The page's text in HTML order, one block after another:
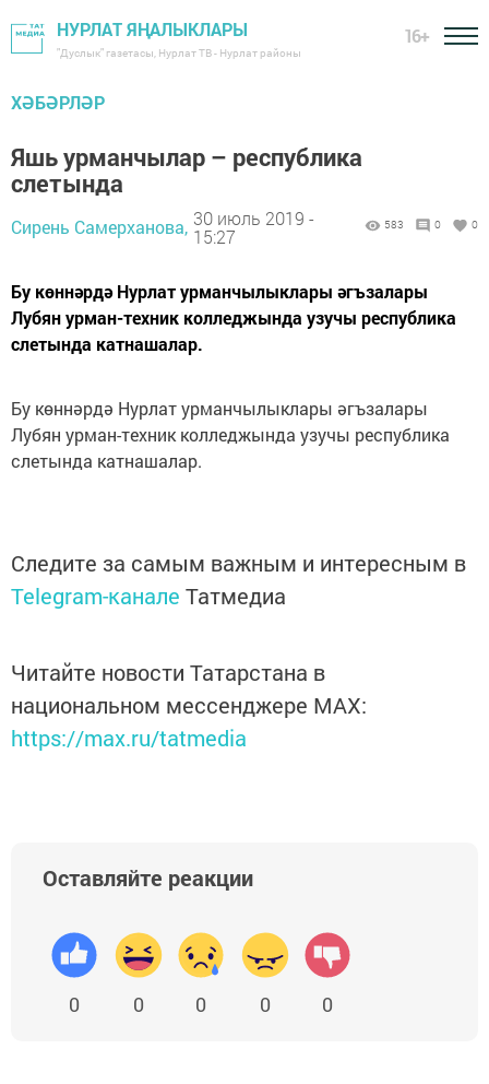
НУРЛАТ ЯҢАЛЫКЛАРЫ
"Дуслык" газетасы, Нурлат ТВ - Нурлат районы
16+
ХӘБӘРЛӘР
Яшь урманчылар – республика
слетында
Сирень Самерханова, 30 июль 2019 -
15:27
583 0 0
Бу көннәрдә Нурлат урманчылыклары әгъзалары
Лубян урман-техник колледжында узучы республика
слетында катнашалар.
Бу көннәрдә Нурлат урманчылыклары әгъзалары
Лубян урман-техник колледжында узучы республика
слетында катнашалар.
Следите за самым важным и интересным в
Telegram-канале Татмедиа
Читайте новости Татарстана в
национальном мессенджере MАХ:
https://max.ru/tatmedia
Оставляйте реакции
0 0 0 0 0